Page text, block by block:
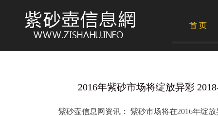
首 页
2016年紫砂市场将绽放异彩
紫砂壶信息网资讯： 紫砂市场将在2016年